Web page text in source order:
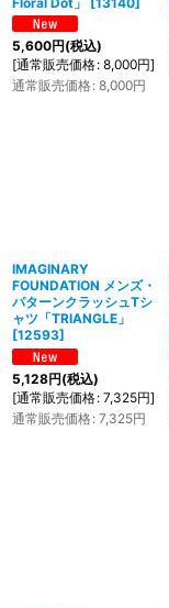
5,600円(税込)
[通常販売価格: 8,000円]
通常販売価格: 8,000円
IMAGINARY
FOUNDATION メンズ・
パターンクラッシュTシ
ャツ「TRIANGLE」
[12593]
5,128円(税込)
[通常販売価格: 7,325円]
通常販売価格: 7,325円